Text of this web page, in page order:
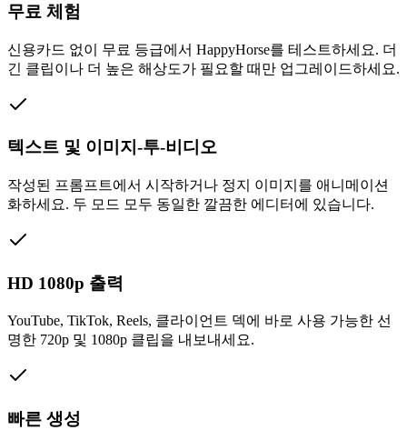
무료 체험
신용카드 없이 무료 등급에서 HappyHorse를 테스트하세요. 더
긴 클립이나 더 높은 해상도가 필요할 때만 업그레이드하세요.
텍스트 및 이미지-투-비디오
작성된 프롬프트에서 시작하거나 정지 이미지를 애니메이션
화하세요. 두 모드 모두 동일한 깔끔한 에디터에 있습니다.
HD 1080p 출력
YouTube, TikTok, Reels, 클라이언트 덱에 바로 사용 가능한 선
명한 720p 및 1080p 클립을 내보내세요.
빠른 생성